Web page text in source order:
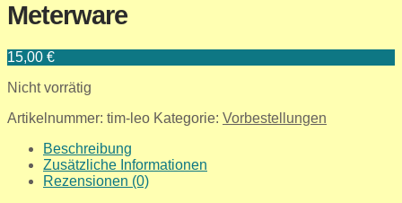
Meterware
15,00 €
Nicht vorrätig
Artikelnummer: tim-leo Kategorie: Vorbestellungen
Beschreibung
Zusätzliche Informationen
Rezensionen (0)